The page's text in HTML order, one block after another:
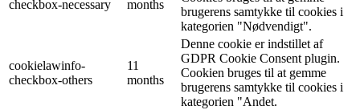
checkbox-necessary
months
brugerens samtykke til cookies i
kategorien "Nødvendigt".
cookielawinfo-
checkbox-others
11
months
Denne cookie er indstillet af
GDPR Cookie Consent plugin.
Cookien bruges til at gemme
brugerens samtykke til cookies i
kategorien "Andet.